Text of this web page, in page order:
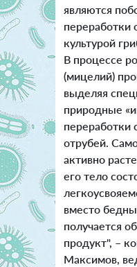
являются
переработки
культурой
В процессе
(мицелий)
выделяя
природные
переработки
отрубей.
активно
его тело
вместо
получается
продукт", –
Максимов,